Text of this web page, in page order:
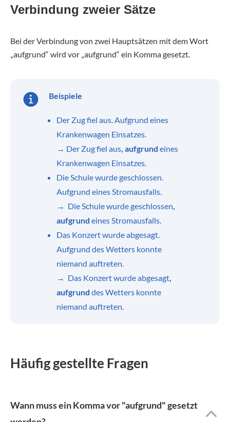
Verbindung zweier Sätze
Bei der Verbindung von zwei Hauptsätzen mit dem Wort
„aufgrund“ wird vor „aufgrund“ ein Komma gesetzt.
Beispiele
Der Zug fiel aus. Aufgrund eines
Krankenwagen Einsatzes.
→ Der Zug fiel aus, aufgrund eines
Krankenwagen Einsatzes.
Die Schule wurde geschlossen.
Aufgrund eines Stromausfalls.
→ Die Schule wurde geschlossen,
aufgrund eines Stromausfalls.
Das Konzert wurde abgesagt.
Aufgrund des Wetters konnte
niemand auftreten.
→ Das Konzert wurde abgesagt,
aufgrund des Wetters konnte
niemand auftreten.
Häufig gestellte Fragen
Wann muss ein Komma vor "aufgrund" gesetzt